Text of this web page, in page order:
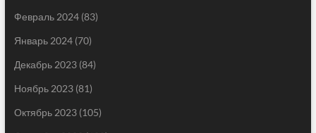
Февраль 2024(83)
Январь 2024(70)
Декабрь 2023(84)
Ноябрь 2023(81)
Октябрь 2023(105)